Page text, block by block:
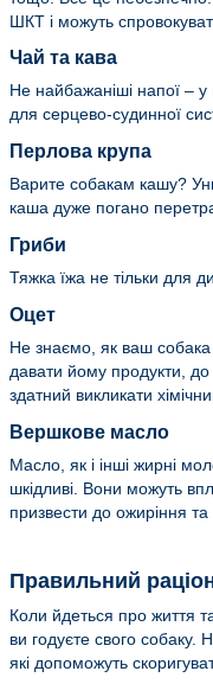
ШКТ і можуть
Чай та кава
Не найбажаніші напої – у
для серцево-судинної
Перлова крупа
Варите собакам кашу?
каша дуже погано
Гриби
Тяжка їжа не тільки для
Оцет
Не знаємо, як ваш
давати йому продукти,
здатний викликати
Вершкове масло
Масло, як і інші жирні
шкідливі. Вони можуть
призвести до ожиріння та
Правильний
Коли йдеться про життя
ви годуєте свого собаку.
які допоможуть